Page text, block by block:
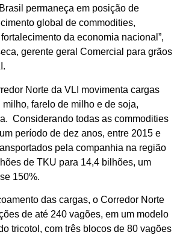
permaneça em posição de
global de commodities,
da economia nacional”,
gerente geral Comercial para grãos
Norte da VLI movimenta cargas
farelo de milho e de soja,
Considerando todas as commodities
período de dez anos, entre 2015 e
pela companhia na região
de TKU para 14,4 bilhões, um
150%.
das cargas, o Corredor Norte
de até 240 vagões, em um modelo
tricotol, com três blocos de 80 vagões